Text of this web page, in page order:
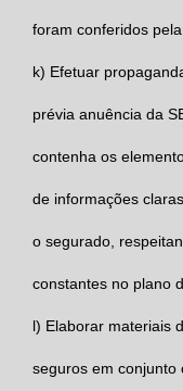
foram conferidos pela
k) Efetuar
prévia anuência da
contenha os
de informações
o segurado,
constantes no plano
l) Elaborar materiais
seguros em conjunto